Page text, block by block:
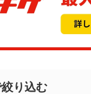
り込む